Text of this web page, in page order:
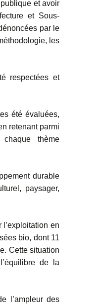
et avoir
et Sous-
par le
les
respectées et
été évaluées,
retenant parmi
thème
durable
paysager,
en
bio, dont 11
Cette situation
de la
l’ampleur des